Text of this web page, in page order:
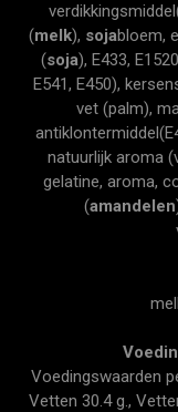
(melk), sojabloem,
(soja), E433,
E541, E450),
vet (palm),
natuurlijk aroma
gelatine, aroma,
(amandelen
Voedingswaarden
Vetten 30.4 g.,